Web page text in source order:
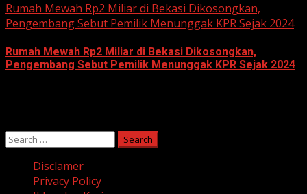
Rumah Mewah Rp2 Miliar di Bekasi Dikosongkan,
Pengembang Sebut Pemilik Menunggak KPR Sejak 2024
Rumah Mewah Rp2 Miliar di Bekasi Dikosongkan,
Pengembang Sebut Pemilik Menunggak KPR Sejak 2024
Search
for:
Disclamer
Privacy Policy